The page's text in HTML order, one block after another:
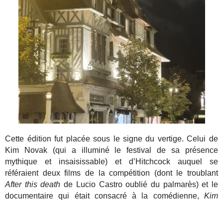
Cette édition fut placée sous le signe du vertige. Celui de
Kim Novak (qui a illuminé le festival de sa présence
mythique et insaisissable) et d’Hitchcock auquel se
référaient deux films de la compétition (dont le troublant
After this death de Lucio Castro oublié du palmarès) et le
documentaire qui était consacré à la comédienne, Kim